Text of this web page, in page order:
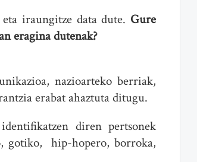
iraungitze data dute. Gure
eragina dutenak?
nazioarteko berriak,
erabat ahaztuta ditugu.
diren pertsonek
gotiko, hip-hopero, borroka,